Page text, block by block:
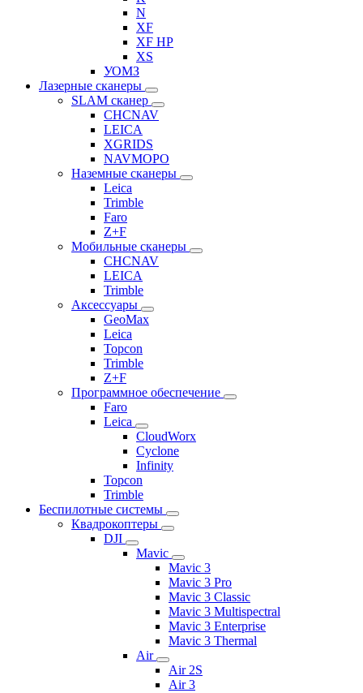
N
XF
XF HP
XS
УОМЗ
Лазерные сканеры
SLAM сканер
CHCNAV
LEICA
XGRIDS
NAVMOPO
Наземные сканеры
Leica
Trimble
Faro
Z+F
Мобильные сканеры
CHCNAV
LEICA
Trimble
Аксессуары
GeoMax
Leica
Topcon
Trimble
Z+F
Программное обеспечение
Faro
Leica
CloudWorx
Cyclone
Infinity
Topcon
Trimble
Беспилотные системы
Квадрокоптеры
DJI
Mavic
Mavic 3
Mavic 3 Pro
Mavic 3 Classic
Mavic 3 Multispectral
Mavic 3 Enterprise
Mavic 3 Thermal
Air
Air 2S
Air 3